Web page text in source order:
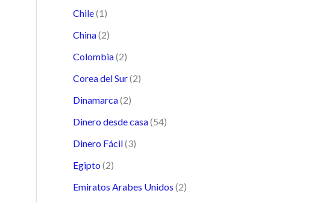
Chile(1)
China(2)
Colombia(2)
Corea del Sur(2)
Dinamarca(2)
Dinero desde casa(54)
Dinero Fácil(3)
Egipto (2)
Emiratos Arabes Unidos (2)